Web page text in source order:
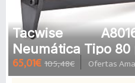
Tacwise
Neumática Tipo
65,01€ 105,48€ Ofertas